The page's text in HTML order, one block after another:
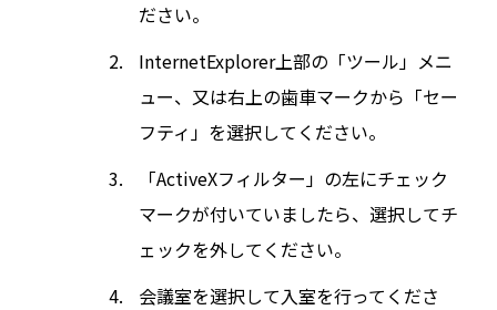
ださい。
InternetExplorer上部の「ツール」メニ
ュー、又は右上の歯車マークから「セー
フティ」を選択してください。
「ActiveXフィルター」の左にチェック
マークが付いていましたら、選択してチ
ェックを外してください。
会議室を選択して入室を行ってくださ